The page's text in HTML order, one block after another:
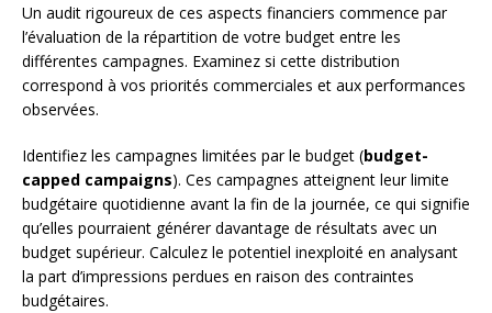
Un audit rigoureux de ces aspects financiers commence par
l’évaluation de la répartition de votre budget entre les
différentes campagnes. Examinez si cette distribution
correspond à vos priorités commerciales et aux performances
observées.
Identifiez les campagnes limitées par le budget (budget-
capped campaigns). Ces campagnes atteignent leur limite
budgétaire quotidienne avant la fin de la journée, ce qui signifie
qu’elles pourraient générer davantage de résultats avec un
budget supérieur. Calculez le potentiel inexploité en analysant
la part d’impressions perdues en raison des contraintes
budgétaires.